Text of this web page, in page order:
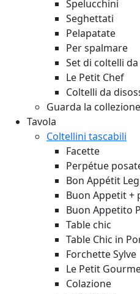
Spelucchini
Seghettati
Pelapatate
Per spalmare
Set di coltelli
Le Petit Chef
Coltelli da
Guarda la collezione
Tavola
Coltellini tascabili
Facette
Perpétue
Bon Appétit
Buon Appetit +
Buon Appetito
Table chic
Table Chic in
Forchette Sylve
Le Petit
Colazione